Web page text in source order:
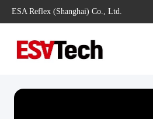
ESA Reflex (Shanghai) Co., Ltd.